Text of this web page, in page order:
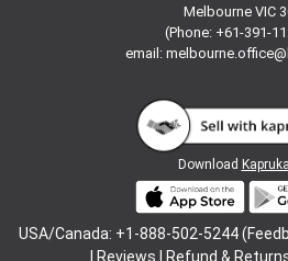
Melbourne VIC
(Phone: +61-391-
email:
Download
USA/Canada: +1-888-502-5244
Reviews Refund &